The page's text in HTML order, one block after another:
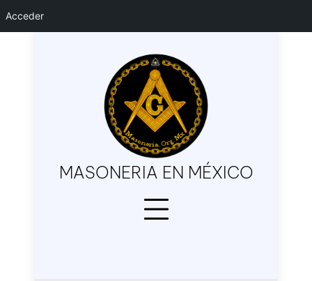
Acceder
MASONERIA EN MÉXICO